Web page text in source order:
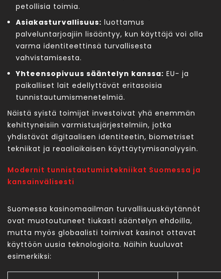
petollisia toimia.
Asiakasturvallisuus: luottamus
palveluntarjoajiin lisääntyy, kun käyttäjä voi olla
varma identiteettinsä turvallisesta
vahvistamisesta.
Yhteensopivuus sääntelyn kanssa: EU- ja
paikalliset lait edellyttävät eritasoisia
tunnistautumismenetelmiä.
Näistä syistä toimijat investoivat yhä enemmän
kehittyneisiin varmistusjärjestelmiin, jotka
yhdistävät digitaalisen identiteetin, biometriset
tekniikat ja reaaliaikaisen käyttäytymisanalyysin.
Modernit tunnistautumistekniikat Suomessa ja
kansainvälisesti
Suomessa kasinomaailman turvallisuuskäytännöt
ovat muotoutuneet tiukasti sääntelyn ehdoilla,
mutta myös globaalisti toimivat kasinot ottavat
käyttöön uusia teknologioita. Näihin kuuluvat
esimerkiksi: